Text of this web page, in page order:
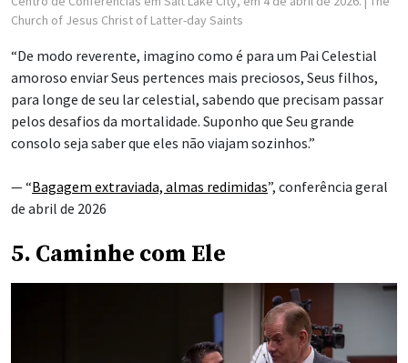
Church of Jesus Christ of Latter-day Saints
“De modo reverente, imagino como é para um Pai Celestial
amoroso enviar Seus pertences mais preciosos, Seus filhos,
para longe de seu lar celestial, sabendo que precisam passar
pelos desafios da mortalidade. Suponho que Seu grande
consolo seja saber que eles não viajam sozinhos.”
— “Bagagem extraviada, almas redimidas”, conferência geral
de abril de 2026
5. Caminhe com Ele